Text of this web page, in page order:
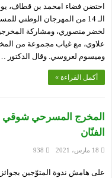
الـ 14 من المهرجان الوطني
لخضر منصوري، ومشاركة
علاوي، مع غياب مجموعة من
وميسوم لعروسي. وقال الدكتور
أكمل القراءة »
المخرج المسرحي شوقي
الفنّان
18 مارس، 2021 938
على هامش ندوة المتوّجين